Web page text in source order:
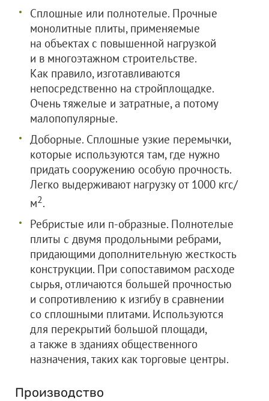
Сплошные или полнотелые. Прочные
монолитные плиты, применяемые
на объектах с повышенной нагрузкой
и в многоэтажном строительстве.
Как правило, изготавливаются
непосредственно на стройплощадке.
Очень тяжелые и затратные, а потому
малопопулярные.
Доборные. Сплошные узкие перемычки,
которые используются там, где нужно
придать сооружению особую прочность.
Легко выдерживают нагрузку от 1000 кгс/
м2.
Ребристые или п-образные. Полнотелые
плиты с двумя продольными ребрами,
придающими дополнительную жесткость
конструкции. При сопоставимом расходе
сырья, отличаются большей прочностью
и сопротивлению к изгибу в сравнении
со сплошными плитами. Используются
для перекрытий большой площади,
а также в зданиях общественного
назначения, таких как торговые центры.
Производство